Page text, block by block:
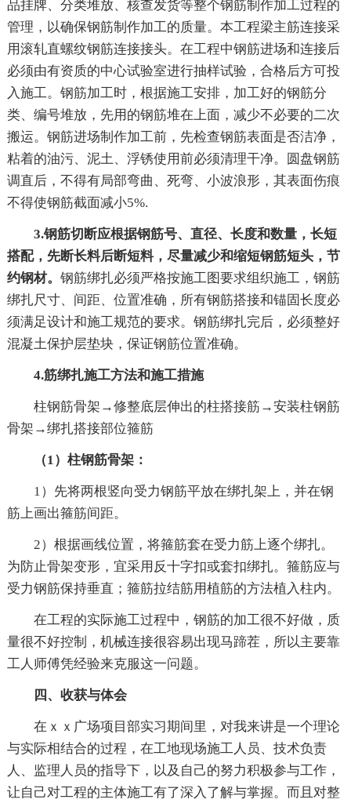
品挂牌、分类堆放、核查发货等整个钢筋制作加工过程的
管理，以确保钢筋制作加工的质量。本工程梁主筋连接采
用滚轧直螺纹钢筋连接接头。在工程中钢筋进场和连接后
必须由有资质的中心试验室进行抽样试验，合格后方可投
入施工。钢筋加工时，根据施工安排，加工好的钢筋分
类、编号堆放，先用的钢筋堆在上面，减少不必要的二次
搬运。钢筋进场制作加工前，先检查钢筋表面是否洁净，
粘着的油污、泥土、浮锈使用前必须清理干净。圆盘钢筋
调直后，不得有局部弯曲、死弯、小波浪形，其表面伤痕
不得使钢筋截面减小5%.
3.钢筋切断应根据钢筋号、直径、长度和数量，长短
搭配，先断长料后断短料，尽量减少和缩短钢筋短头，节
约钢材。 钢筋绑扎必须严格按施工图要求组织施工，钢筋
绑扎尺寸、间距、位置准确，所有钢筋搭接和锚固长度必
须满足设计和施工规范的要求。钢筋绑扎完后，必须整好
混凝土保护层垫块，保证钢筋位置准确。
4.筋绑扎施工方法和施工措施
柱钢筋骨架→修整底层伸出的柱搭接筋→安装柱钢筋
骨架→绑扎搭接部位箍筋
（1）柱钢筋骨架：
1）先将两根竖向受力钢筋平放在绑扎架上，并在钢
筋上画出箍筋间距。
2）根据画线位置，将箍筋套在受力筋上逐个绑扎。
为防止骨架变形，宜采用反十字扣或套扣绑扎。箍筋应与
受力钢筋保持垂直；箍筋拉结筋用植筋的方法植入柱内。
在工程的实际施工过程中，钢筋的加工很不好做，质
量很不好控制，机械连接很容易出现马蹄茬，所以主要靠
工人师傅凭经验来克服这一问题。
四、收获与体会
在ｘｘ广场项目部实习期间里，对我来讲是一个理论
与实际相结合的过程，在工地现场施工人员、技术负责
人、监理人员的指导下，以及自己的努力积极参与工作，
让自己对工程的主体施工有了深入了解与掌握。而且对整